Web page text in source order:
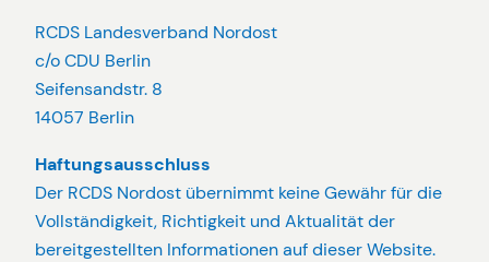
RCDS Landesverband Nordost
c/o CDU Berlin
Seifensandstr. 8
14057 Berlin
Haftungsausschluss
Der RCDS Nordost übernimmt keine Gewähr für die
Vollständigkeit, Richtigkeit und Aktualität der
bereitgestellten Informationen auf dieser Website.